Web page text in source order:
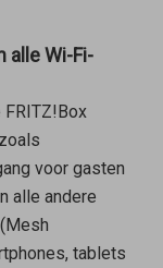
alle Wi-Fi-
voor gasten
alle andere
Mesh
tablets